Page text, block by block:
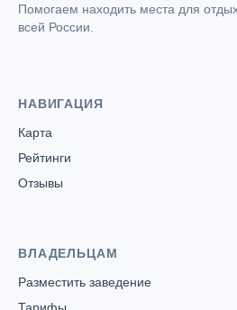
Помогаем находить места для
всей России.
НАВИГАЦИЯ
Карта
Рейтинги
Отзывы
ВЛАДЕЛЬЦАМ
Разместить заведение